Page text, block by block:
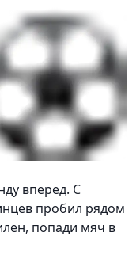
вперед. С
пробил рядом
попади мяч в